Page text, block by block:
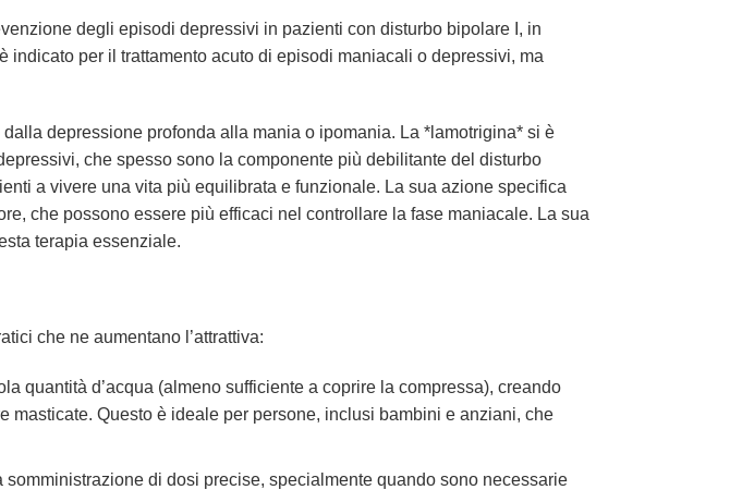
degli episodi depressivi in pazienti con disturbo bipolare I, in
per il trattamento acuto di episodi maniacali o depressivi, ma
depressione profonda alla mania o ipomania. La *lamotrigina* si è
che spesso sono la componente più debilitante del disturbo
a vivere una vita più equilibrata e funzionale. La sua azione specifica
che possono essere più efficaci nel controllare la fase maniacale. La sua
terapia essenziale.
che ne aumentano l’attrattiva:
quantità d’acqua (almeno sufficiente a coprire la compressa), creando
Questo è ideale per persone, inclusi bambini e anziani, che
di dosi precise, specialmente quando sono necessarie